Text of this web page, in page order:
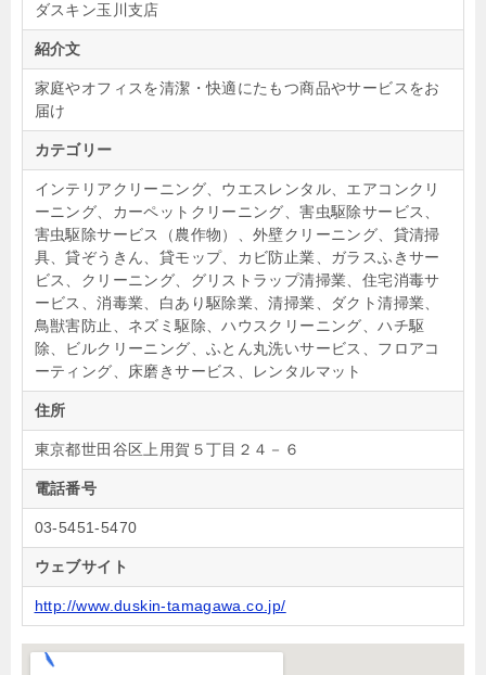
ダスキン玉川支店
紹介文
家庭やオフィスを清潔・快適にたもつ商品やサービスをお
届け
カテゴリー
インテリアクリーニング、ウエスレンタル、エアコンクリ
ーニング、カーペットクリーニング、害虫駆除サービス、
害虫駆除サービス（農作物）、外壁クリーニング、貸清掃
具、貸ぞうきん、貸モップ、カビ防止業、ガラスふきサー
ビス、クリーニング、グリストラップ清掃業、住宅消毒サ
ービス、消毒業、白あり駆除業、清掃業、ダクト清掃業、
鳥獣害防止、ネズミ駆除、ハウスクリーニング、ハチ駆
除、ビルクリーニング、ふとん丸洗いサービス、フロアコ
ーティング、床磨きサービス、レンタルマット
住所
東京都世田谷区上用賀５丁目２４－６
電話番号
03-5451-5470
ウェブサイト
http://www.duskin-tamagawa.co.jp/